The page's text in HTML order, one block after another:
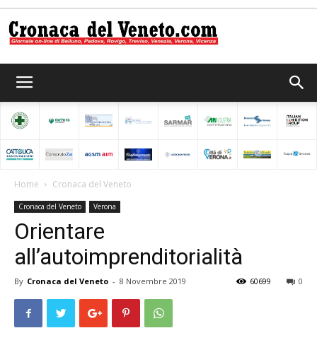
del
Home Cronaca del Veneto
Cronaca del Veneto Verona
Orientare
all’autoimprenditorialità
By Cronaca del Veneto - 8 Novembre 2019 0
60699